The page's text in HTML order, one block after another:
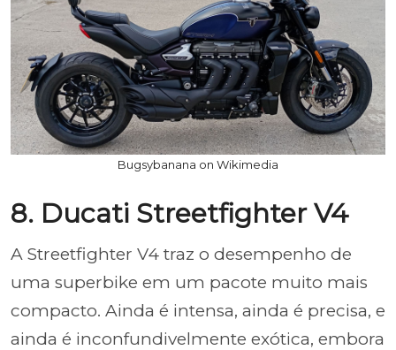
Bugsybanana on Wikimedia
8. Ducati Streetfighter V4
A Streetfighter V4 traz o desempenho de
uma superbike em um pacote muito mais
compacto. Ainda é intensa, ainda é precisa, e
ainda é inconfundivelmente exótica, embora